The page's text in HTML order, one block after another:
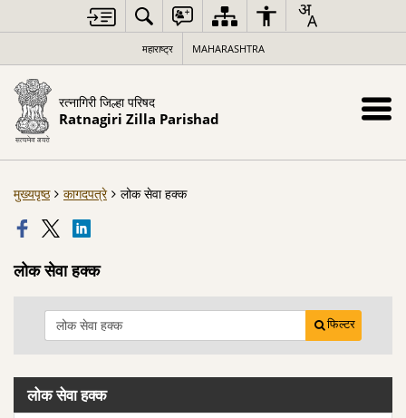
महाराष्ट्र MAHARASHTRA
रत्नागिरी जिल्हा परिषद
Ratnagiri Zilla Parishad
मुख्यपृष्ठ कागदपत्रे लोक सेवा हक्‍क
लोक सेवा हक्‍क
फिल्टर
लोक सेवा हक्‍क